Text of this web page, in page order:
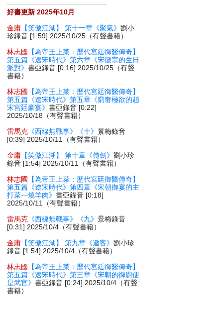
好書更新 2025年10月
金庸 【笑傲江湖】 第十一章《聚氣》劉小
珍錄音 [1:59] 2025/10/25（有聲書籍）
林志國
【為帝王上菜：歷代宮廷御醫傳奇】
第五篇《遼宋時代》第六章《宋徽宗的生日
派對》書亞錄音 [0:16] 2025/10/25（有聲
書籍）
林志國
【為帝王上菜：歷代宮廷御醫傳奇】
第五篇《遼宋時代》第五章《窮奢極欲的趙
宋宮廷豪宴》書亞錄音 [0:22]
2025/10/18（有聲書籍）
雷馬克 《西線無戰事》《十》景梅錄音
[0:39] 2025/10/11（有聲書籍）
金庸 【笑傲江湖】 第十章《傳劍》劉小珍
錄音 [1:54] 2025/10/11（有聲書籍）
林志國
【為帝王上菜：歷代宮廷御醫傳奇】
第五篇《遼宋時代》第四章《宋朝御宴的主
打菜—燒羊肉》書亞錄音 [0:18]
2025/10/11（有聲書籍）
雷馬克 《西線無戰事》《九》景梅錄音
[0:31] 2025/10/4（有聲書籍）
金庸 【笑傲江湖】 第九章《邀客》劉小珍
錄音 [1:54] 2025/10/4（有聲書籍）
林志國
【為帝王上菜：歷代宮廷御醫傳奇】
第五篇《遼宋時代》第三章《宋朝的御廚使
是武官》書亞錄音 [0:24] 2025/10/4（有聲
書籍）